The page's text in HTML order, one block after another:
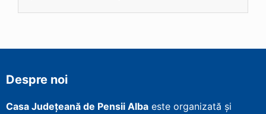
Despre noi
Casa Județeană de Pensii Alba este organizată și